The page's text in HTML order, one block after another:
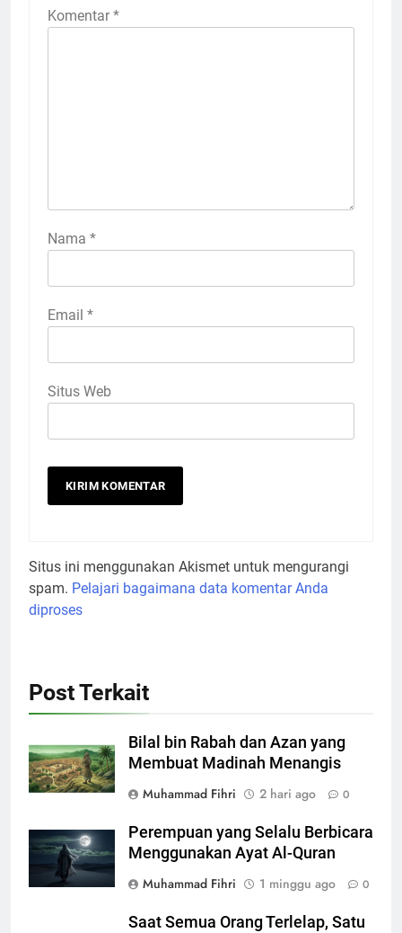
Komentar *
Nama *
Email *
Situs Web
Situs ini menggunakan Akismet untuk mengurangi
spam. Pelajari bagaimana data komentar Anda
diproses
Post Terkait
Bilal bin Rabah dan Azan yang
Membuat Madinah Menangis
Muhammad Fihri
2 hari ago 0
Perempuan yang Selalu Berbicara
Menggunakan Ayat Al-Quran
Muhammad Fihri
1 minggu ago 0
Saat Semua Orang Terlelap, Satu